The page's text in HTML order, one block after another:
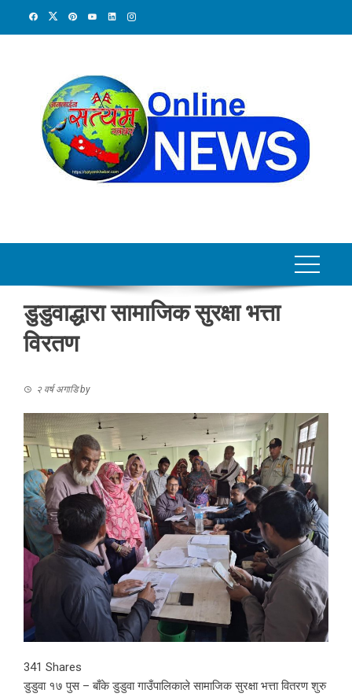
डुडुवाद्धारा सामाजिक सुरक्षा भत्ता
विरतण
२ वर्ष अगाडिby
341 Shares
डुडुवा १७ पुस – बाँके डुडुवा गाउँपालिकाले सामाजिक सुरक्षा भत्ता वितरण शुरु